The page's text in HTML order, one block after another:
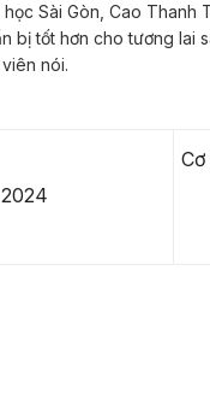
Sài Gòn, Cao
bị tốt hơn cho tương
nói.